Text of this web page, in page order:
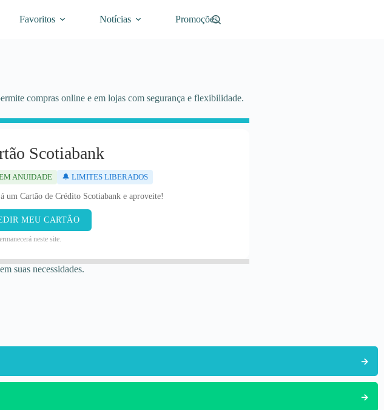
Favoritos Notícias Promoções
compras online e em lojas com segurança e flexibilidade.
Scotiabank
ANUIDADE 🔔 LIMITES LIBERADOS
um Cartão de Crédito Scotiabank e aproveite!
MEU CARTÃO
neste site.
suas necessidades.
→
→